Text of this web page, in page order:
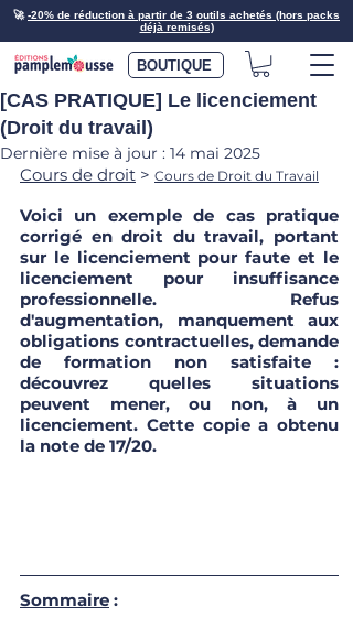
🚀-20% de réduction à partir de 3 outils achetés (hors packs
déjà remisés)
BOUTIQUE
[CAS PRATIQUE] Le licenciement
(Droit du travail)
Dernière mise à jour : 14 mai 2025
Cours de droit > Cours de Droit du Travail
Voici un exemple de cas pratique
corrigé en droit du travail, portant
sur le licenciement pour faute et le
licenciement pour insuffisance
professionnelle. Refus
d'augmentation, manquement aux
obligations contractuelles, demande
de formation non satisfaite :
découvrez quelles situations
peuvent mener, ou non, à un
licenciement. Cette copie a obtenu
la note de 17/20.
Sommaire :